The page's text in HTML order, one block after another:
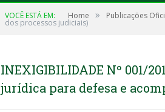
VOCÊ ESTÁ EM: Home » Publicações
dos processos judiciais)
INEXIGIBILIDADE Nº 001/
jurídica para defesa e